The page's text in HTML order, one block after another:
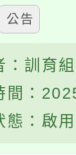
公告
：訓育
間：
態：啟